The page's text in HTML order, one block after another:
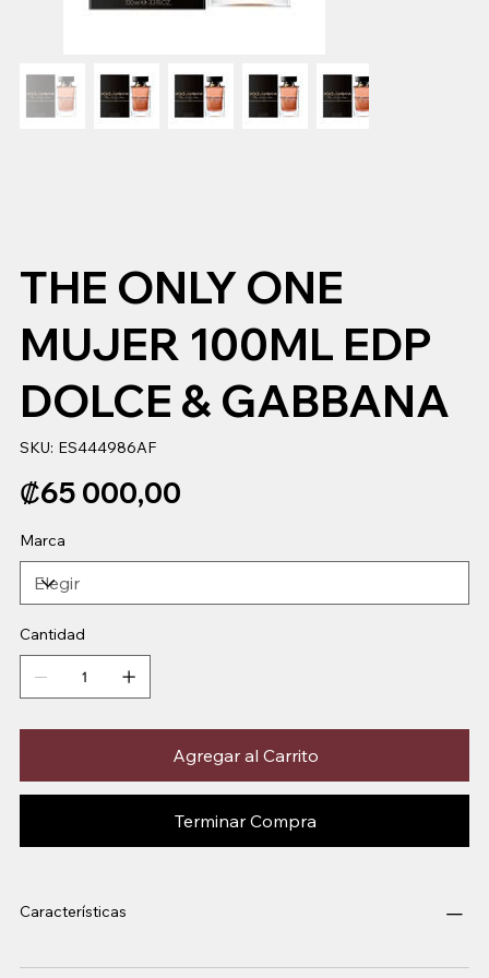
THE ONLY ONE
MUJER 100ML EDP
DOLCE & GABBANA
SKU: SKU
ES444986AF
ES444986AF
Precio
₡65 000,00
Marca
Cantidad
Agregar al Carrito
Terminar Compra
Características